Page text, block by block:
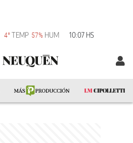
4° TEMP 57% HUM 10:07 HS